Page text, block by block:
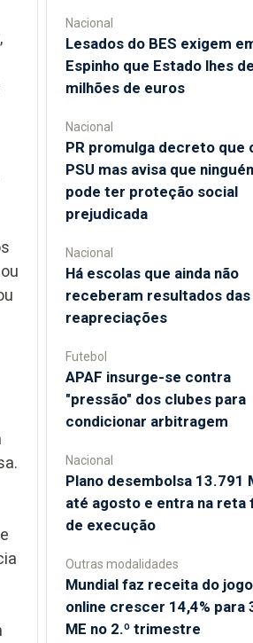
Nacional
Lesados do BES exigem
Espinho que Estado lhes
milhões de euros
Nacional
PR promulga decreto que
PSU mas avisa que
pode ter proteção social
prejudicada
Nacional
Há escolas que ainda não
receberam resultados das
reapreciações
Futebol
APAF insurge-se contra
"pressão" dos clubes para
condicionar arbitragem
Nacional
Plano desembolsa 13.791
até agosto e entra na reta
de execução
Outras modalidades
Mundial faz receita do jogo
online crescer 14,4% para
ME no 2.º trimestre